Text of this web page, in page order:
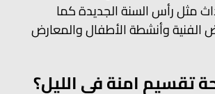
مثل رأس السنة الجديدة كما
الفنية وأنشطة الأطفال والمعارض
تقسيم امنة في الليل؟